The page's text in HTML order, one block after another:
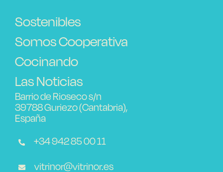
Sostenibles
Somos Cooperativa
Cocinando
Las Noticias
Barrio de Rioseco s/n
39788 Guriezo (Cantabria),
España
+34 942 85 00 11
vitrinor@vitrinor.es